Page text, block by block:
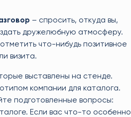
– спросить, откуда вы,
дружелюбную атмосферу.
что-нибудь позитивное
визита.
выставлены на стенде.
компании для каталога.
подготовленные вопросы:
Если вас что-то особенно